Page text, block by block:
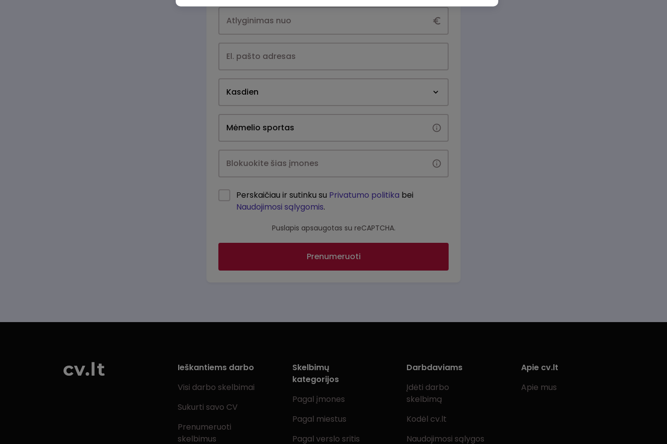
Kasdien
Perskaičiau ir sutinku su Privatumo politika bei
Naudojimosi sąlygomis.
Puslapis apsaugotas su reCAPTCHA.
Prenumeruoti
Ieškantiems darbo
Visi darbo skelbimai
Sukurti savo CV
Prenumeruoti
skelbimus
Skelbimų
kategorijos
Pagal įmones
Pagal miestus
Pagal verslo sritis
Darbdaviams
Įdėti darbo
skelbimą
Kodėl cv.lt
Naudojimosi sąlygos
Apie cv.lt
Apie mus